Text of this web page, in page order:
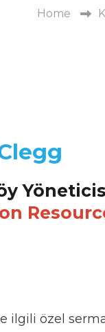
Home
ilgili özel